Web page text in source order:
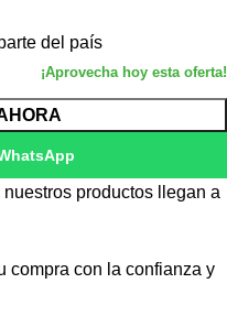
del país
nuestros productos llegan a
compra con la confianza y